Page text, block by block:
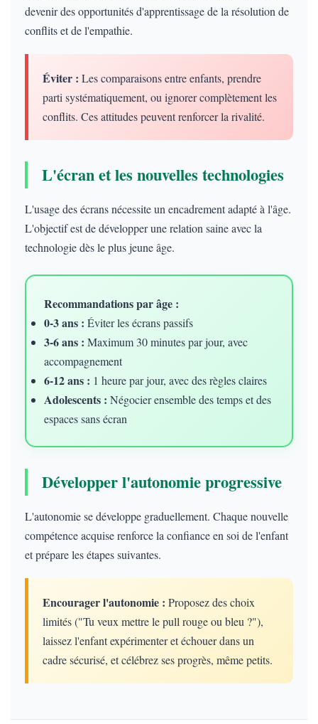
devenir des opportunités d'apprentissage de la résolution de
conflits et de l'empathie.
Éviter : Les comparaisons entre enfants, prendre
parti systématiquement, ou ignorer complètement les
conflits. Ces attitudes peuvent renforcer la rivalité.
L'écran et les nouvelles technologies
L'usage des écrans nécessite un encadrement adapté à l'âge.
L'objectif est de développer une relation saine avec la
technologie dès le plus jeune âge.
Recommandations par âge :
0-3 ans : Éviter les écrans passifs
3-6 ans : Maximum 30 minutes par jour, avec
accompagnement
6-12 ans : 1 heure par jour, avec des règles claires
Adolescents : Négocier ensemble des temps et des
espaces sans écran
Développer l'autonomie progressive
L'autonomie se développe graduellement. Chaque nouvelle
compétence acquise renforce la confiance en soi de l'enfant
et prépare les étapes suivantes.
Encourager l'autonomie : Proposez des choix
limités ("Tu veux mettre le pull rouge ou bleu ?"),
laissez l'enfant expérimenter et échouer dans un
cadre sécurisé, et célébrez ses progrès, même petits.